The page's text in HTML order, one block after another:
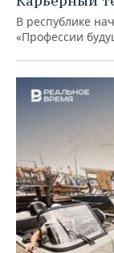
В республике
«Профессии